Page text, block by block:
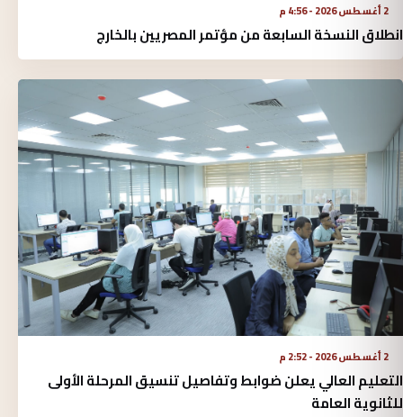
2 أغسطس 2026 - 4:56 م
انطلاق النسخة السابعة من مؤتمر المصريين بالخارج
2 أغسطس 2026 - 2:52 م
التعليم العالي يعلن ضوابط وتفاصيل تنسيق المرحلة الأولى
للثانوية العامة